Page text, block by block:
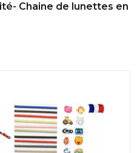
Chaine de lunettes en